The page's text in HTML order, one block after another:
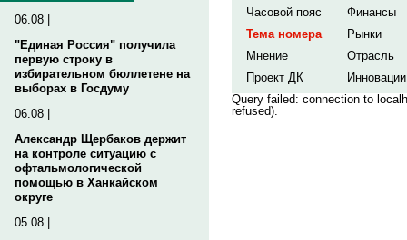
06.08 |
"Единая Россия" получила
первую строку в
избирательном бюллетене на
выборах в Госдуму
06.08 |
Александр Щербаков держит
на контроле ситуацию с
офтальмологической
помощью в Ханкайском
округе
05.08 |
Часовой пояс
Финансы
Тема номера
Рынки
Мнение
Отрасль
Проект ДК
Инновации
Query failed: connection to
refused).